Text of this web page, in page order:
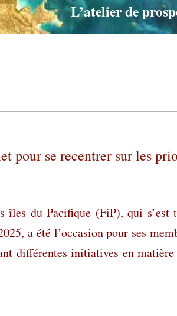
L’atelier de
pour se recentrer sur les
îles du Pacifique (FiP), qui s’est
a été l’occasion pour ses
différentes initiatives en